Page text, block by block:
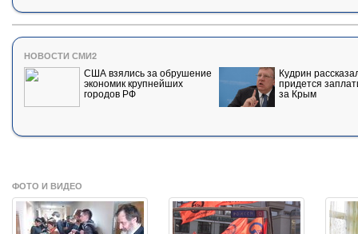
НОВОСТИ СМИ2
США взялись за обрушение
экономик крупнейших
городов РФ
Кудрин
придется
за Крым
ФОТО И ВИДЕО